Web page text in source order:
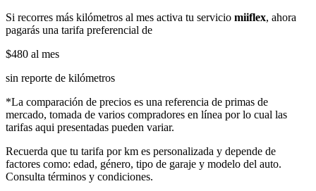
Si recorres más kilómetros al mes activa tu servicio miiflex, ahora
pagarás una tarifa preferencial de
$480 al mes
sin reporte de kilómetros
*La comparación de precios es una referencia de primas de
mercado, tomada de varios compradores en línea por lo cual las
tarifas aqui presentadas pueden variar.
Recuerda que tu tarifa por km es personalizada y depende de
factores como: edad, género, tipo de garaje y modelo del auto.
Consulta términos y condiciones.